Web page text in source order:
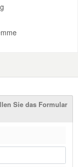
Sie das Formular